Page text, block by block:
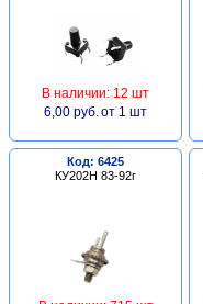
В наличии: 12 шт
6,00 руб. от 1 шт
Код: 6425
КУ202Н 83-92г